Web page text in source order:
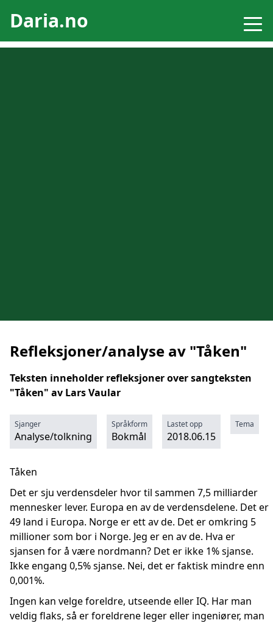
Daria.no
Refleksjoner/analyse av "Tåken"
Teksten inneholder refleksjoner over sangteksten
"Tåken" av Lars Vaular
Sjanger
Analyse/tolkning
Språkform
Bokmål
Lastet opp
2018.06.15
Tema
Tåken
Det er sju verdensdeler hvor til sammen 7,5 milliarder
mennesker lever. Europa en av de verdensdelene. Det er
49 land i Europa. Norge er ett av de. Det er omkring 5
millioner som bor i Norge. Jeg er en av de. Hva er
sjansen for å være nordmann? Det er ikke 1% sjanse.
Ikke engang 0,5% sjanse. Nei, det er faktisk mindre enn
0,001%.
Ingen kan velge foreldre, utseende eller IQ. Har man
veldig flaks, så er foreldrene leger eller ingeniører, man